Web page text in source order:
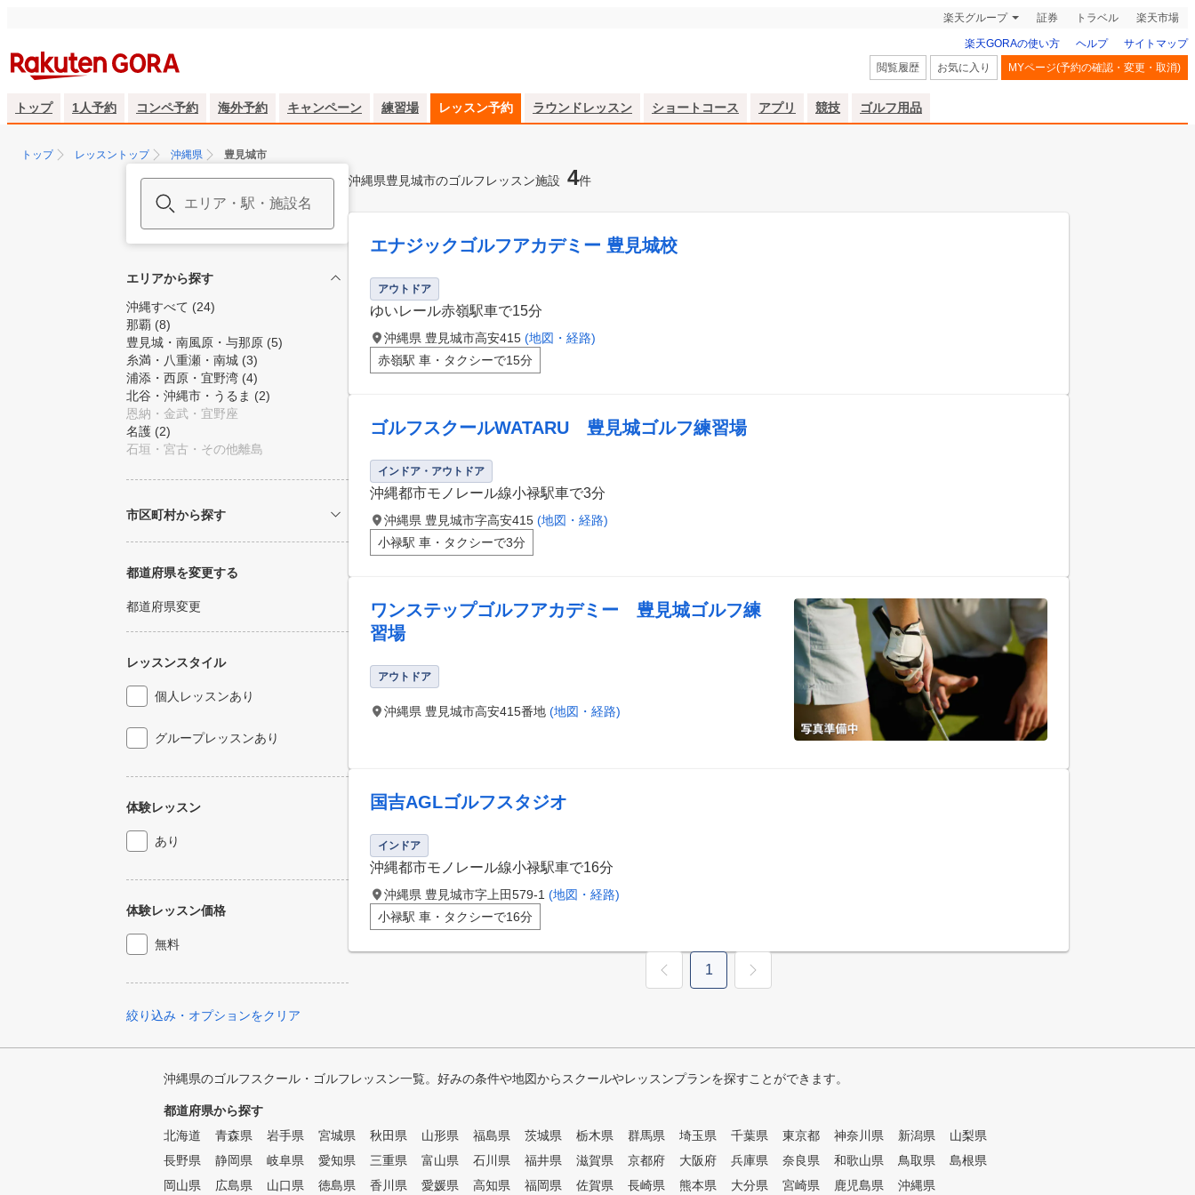
楽天グループ 証券 トラベル 楽天市場
楽天GORAの使い方 ヘルプ
サイトマップ
閲覧履歴
お気に入り MYページ(予約の確認・変更・取消)
トップ 1人予約 コンペ予約 海外予約 キャンペーン 練習場 レッスン予約 ラウンドレッスン ショートコース アプリ 競技 ゴルフ用品
トップ レッスントップ 沖縄県 豊見城市
エリアから探す
沖縄すべて (24)
那覇 (8)
豊見城・南風原・与那原 (5)
糸満・八重瀬・南城 (3)
浦添・西原・宜野湾 (4)
北谷・沖縄市・うるま (2)
恩納・金武・宜野座
名護 (2)
石垣・宮古・その他離島
市区町村から探す
都道府県を変更する
都道府県変更
レッスンスタイル
個人レッスンあり
グループレッスンあり
体験レッスン
あり
体験レッスン価格
無料
絞り込み・オプションをクリア
沖縄県豊見城市のゴルフレッスン施設 4件
エナジックゴルフアカデミー 豊見城校
アウトドア
ゆいレール赤嶺駅車で15分
沖縄県 豊見城市高安415 (地図・経路)
赤嶺駅 車・タクシーで15分
ゴルフスクールWATARU 豊見城ゴルフ練習場
インドア・アウトドア
沖縄都市モノレール線小禄駅車で3分
沖縄県 豊見城市字高安415 (地図・経路)
小禄駅 車・タクシーで3分
ワンステップゴルフアカデミー 豊見城ゴルフ練
習場
アウトドア
沖縄県 豊見城市高安415番地 (地図・経路)
国吉AGLゴルフスタジオ
インドア
沖縄都市モノレール線小禄駅車で16分
沖縄県 豊見城市字上田579-1 (地図・経路)
小禄駅 車・タクシーで16分
1
沖縄県のゴルフスクール・ゴルフレッスン一覧。好みの条件や地図からスクールやレッスンプランを探すことができます。
都道府県から探す
北海道
青森県 岩手県 宮城県 秋田県 山形県 福島県 茨城県 栃木県 群馬県 埼玉県 千葉県 東京都 神奈川県 新潟県
山梨県
長野県
静岡県 岐阜県 愛知県 三重県 富山県 石川県 福井県 滋賀県 京都府 大阪府 兵庫県 奈良県 和歌山県 鳥取県
島根県
岡山県
広島県 山口県 徳島県 香川県 愛媛県 高知県 福岡県 佐賀県 長崎県 熊本県 大分県 宮崎県 鹿児島県 沖縄県